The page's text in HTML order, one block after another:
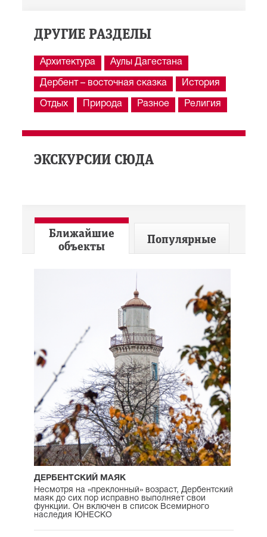
ДРУГИЕ РАЗДЕЛЫ
Архитектура Аулы Дагестана
Дербент – восточная сказка История
Отдых Природа Разное Религия
ЭКСКУРСИИ СЮДА
Ближайшие
объекты
Популярные
ДЕРБЕНТСКИЙ МАЯК
Несмотря на «преклонный» возраст, Дербентский
маяк до сих пор исправно выполняет свои
функции. Он включен в список Всемирного
наследия ЮНЕСКО